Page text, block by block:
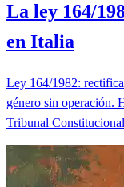
La ley 164/
en Italia
Ley 164/1982:
género sin operación.
Tribunal